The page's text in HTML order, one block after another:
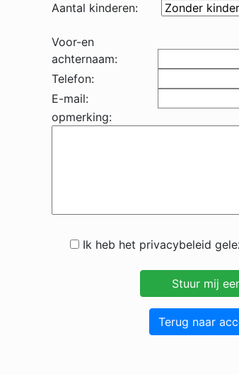
Aantal kinderen:
Voor-en
achternaam:
Telefon:
E-mail:
opmerking:
Ik heb het privacybeleid
Terug naar